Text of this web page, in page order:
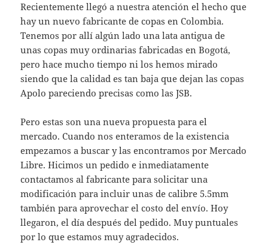
Recientemente llegó a nuestra atención el hecho que
hay un nuevo fabricante de copas en Colombia.
Tenemos por allí algún lado una lata antigua de
unas copas muy ordinarias fabricadas en Bogotá,
pero hace mucho tiempo ni los hemos mirado
siendo que la calidad es tan baja que dejan las copas
Apolo pareciendo precisas como las JSB.
Pero estas son una nueva propuesta para el
mercado. Cuando nos enteramos de la existencia
empezamos a buscar y las encontramos por Mercado
Libre. Hicimos un pedido e inmediatamente
contactamos al fabricante para solicitar una
modificación para incluir unas de calibre 5.5mm
también para aprovechar el costo del envío. Hoy
llegaron, el día después del pedido. Muy puntuales
por lo que estamos muy agradecidos.